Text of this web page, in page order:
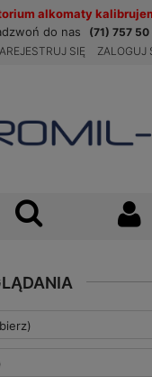
alkomaty
do nas
(71) 757 50
SIĘ
ZALOGUJ